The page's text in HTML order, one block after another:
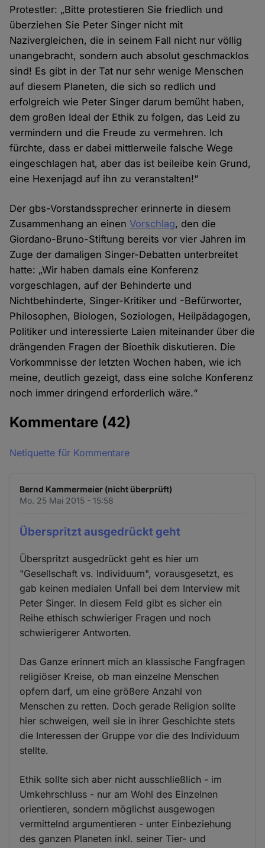
Protestler: „Bitte protestieren Sie friedlich und
überziehen Sie Peter Singer nicht mit
Nazivergleichen, die in seinem Fall nicht nur völlig
unangebracht, sondern auch absolut geschmacklos
sind! Es gibt in der Tat nur sehr wenige Menschen
auf diesem Planeten, die sich so redlich und
erfolgreich wie Peter Singer darum bemüht haben,
dem großen Ideal der Ethik zu folgen, das Leid zu
vermindern und die Freude zu vermehren. Ich
fürchte, dass er dabei mittlerweile falsche Wege
eingeschlagen hat, aber das ist beileibe kein Grund,
eine Hexenjagd auf ihn zu veranstalten!“
Der gbs-Vorstandssprecher erinnerte in diesem
Zusammenhang an einenVorschlag, den die
Giordano-Bruno-Stiftung bereits vor vier Jahren im
Zuge der damaligen Singer-Debatten unterbreitet
hatte: „Wir haben damals eine Konferenz
vorgeschlagen, auf der Behinderte und
Nichtbehinderte, Singer-Kritiker und -Befürworter,
Philosophen, Biologen, Soziologen, Heilpädagogen,
Politiker und interessierte Laien miteinander über die
drängenden Fragen der Bioethik diskutieren. Die
Vorkommnisse der letzten Wochen haben, wie ich
meine, deutlich gezeigt, dass eine solche Konferenz
noch immer dringend erforderlich wäre.“
Kommentare (42)
Netiquette für Kommentare
Bernd Kammermeier (nicht überprüft)
Mo. 25 Mai 2015 - 15:58
Überspritzt ausgedrückt geht
Überspritzt ausgedrückt geht es hier um
"Gesellschaft vs. Individuum", vorausgesetzt, es
gab keinen medialen Unfall bei dem Interview mit
Peter Singer. In diesem Feld gibt es sicher ein
Reihe ethisch schwieriger Fragen und noch
schwierigerer Antworten.
Das Ganze erinnert mich an klassische Fangfragen
religiöser Kreise, ob man einzelne Menschen
opfern darf, um eine größere Anzahl von
Menschen zu retten. Doch gerade Religion sollte
hier schweigen, weil sie in ihrer Geschichte stets
die Interessen der Gruppe vor die des Individuum
stellte.
Ethik sollte sich aber nicht ausschließlich - im
Umkehrschluss - nur am Wohl des Einzelnen
orientieren, sondern möglichst ausgewogen
vermittelnd argumentieren - unter Einbeziehung
des ganzen Planeten inkl. seiner Tier- und